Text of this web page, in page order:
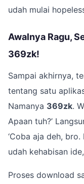
udah mulai
Awalnya Ragu,
369zk!
Sampai akhirnya,
tentang satu
Namanya 369zk.
Apaan tuh?’
‘Coba aja deh, bro.
udah kehabisan
Proses download